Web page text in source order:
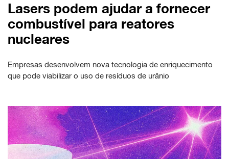
Lasers podem ajudar a fornecer
combustível para reatores
nucleares
Empresas desenvolvem nova tecnologia de enriquecimento
que pode viabilizar o uso de resíduos de urânio